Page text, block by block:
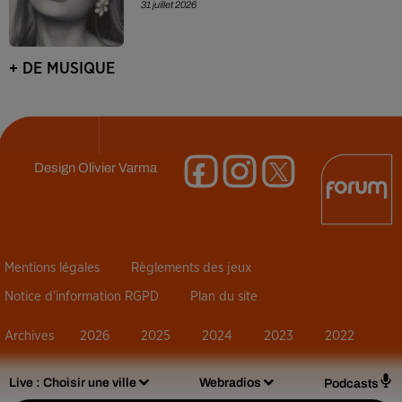
Live : Choisir une ville Webradios Podcasts
31 juillet 2026
+ DE MUSIQUE
DesignOlivier Varma
Mentions légales Règlements des jeux
Notice d’information RGPD Plan du site
Archives 2026 2025 2024 2023 2022